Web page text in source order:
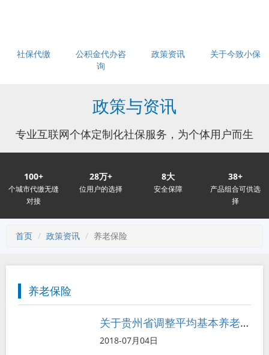
社保代缴
公积金代办咨
询
政策资讯 关于今致小保
政策与资讯
专业互联网个体定制化社保服务，为个体用户而生
100+
个城市代缴无缝
对接
28万+
位用户的选择
8大
安全保障
38+
产品组合可供选
择
首页 政策资讯 养老保险
养老保险
关于贵州省调整平均基本养老金的通知
2018-07月04日